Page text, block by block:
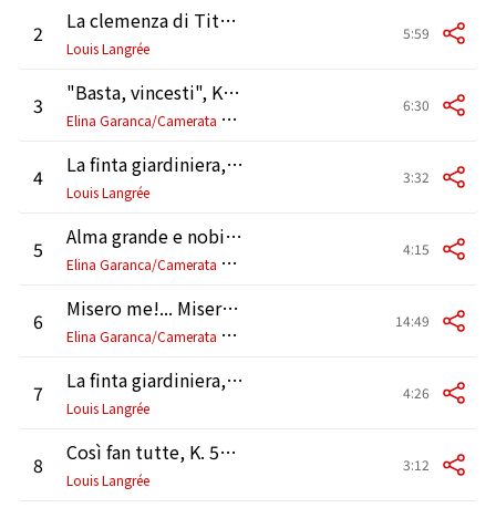
2 La clemenza di Tito, K. 621, Act 1: "Deh, se piacer mi vuoi" (Vitellia)
Louis Langrée
5:59
3
"Basta, vincesti", K. 486a
E
lina Garanca/Camerata Salzburg/Louis Langree
6:30
4 La finta giardiniera, K. 196, Act 3: "Va' pure ad altri in braccio" (Ramiro)
Louis Langrée
3:32
5
Alma grande e nobil core K578
E
lina Garanca/Camerata Salzburg/Louis Langree
4:15
6
Misero me!... Misero pargoletto K. 77
E
lina Garanca/Camerata Salzburg/Louis Langree
14:49
7 La finta giardiniera, K. 196, Act 1: "Se l'augellin sen fugge" (Ramiro)
Louis Langrée
4:26
8 Così fan tutte, K. 588, Act 1: "Ah, scostati!... Smanie implacabili" (Dorabella)
Louis Langrée
3:12